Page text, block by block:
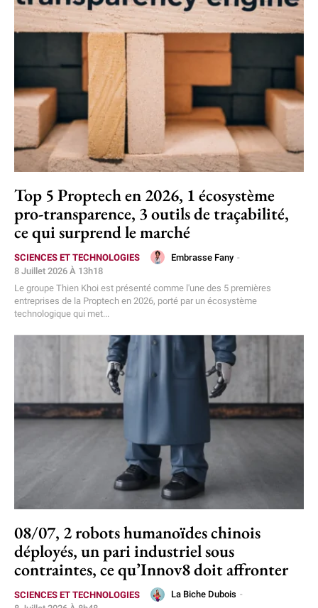
Top 5 Proptech en 2026, 1 écosystème
pro-transparence, 3 outils de traçabilité,
ce qui surprend le marché
SCIENCES ET TECHNOLOGIES Embrasse Fany -
8 Juillet 2026 À 13h18
Le groupe Thien Khoi est présenté comme l'une des 5 premières
entreprises de la Proptech en 2026, porté par un écosystème
technologique qui met...
08/07, 2 robots humanoïdes chinois
déployés, un pari industriel sous
contraintes, ce qu’Innov8 doit affronter
SCIENCES ET TECHNOLOGIES La Biche Dubois -